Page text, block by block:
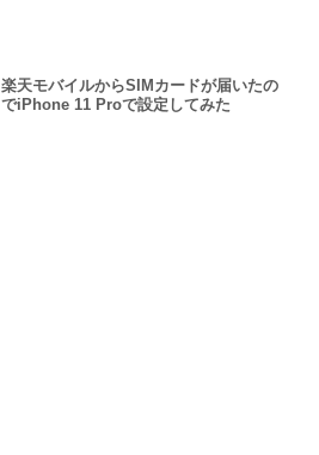
楽天モバイルからSIMカードが届いたの
でiPhone 11 Proで設定してみた